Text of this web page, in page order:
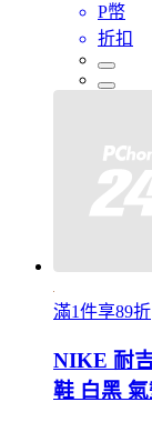
P幣
折扣
滿1件享89折
NIKE 耐
鞋 白黑